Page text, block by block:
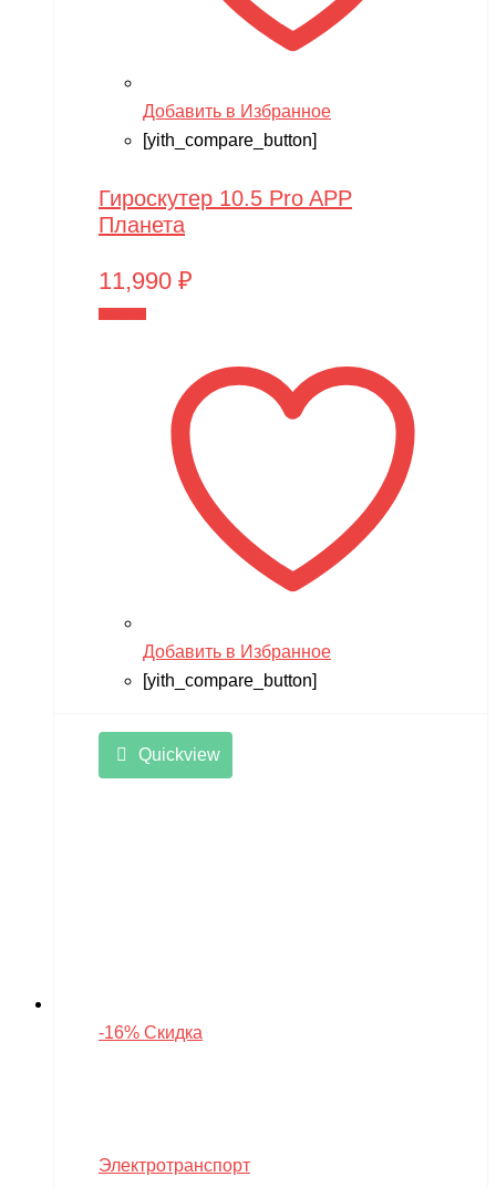
Добавить в Избранное
[yith_compare_button]
Гироскутер 10.5 Pro APP
Планета
11,990 ₽
Добавить в Избранное
[yith_compare_button]
Quickview
-16% Скидка
Электротранспорт